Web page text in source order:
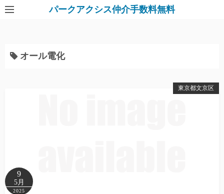
パークアクシス仲介手数料無料
オール電化
東京都文京区
9
5月
2025